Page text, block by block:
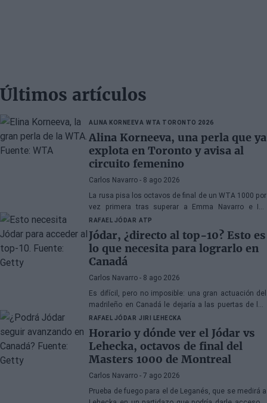
Últimos artículos
ALINA KORNEEVA WTA TORONTO 2026
Alina Korneeva, una perla que ya
explota en Toronto y avisa al
circuito femenino
Carlos Navarro - 8 ago 2026
La rusa pisa los octavos de final de un WTA 1000 por
vez primera tras superar a Emma Navarro e Iva
Jovic... y está lejos de querer detenerse en esta
instancia.
RAFAEL JÓDAR ATP
Jódar, ¿directo al top-10? Esto es
lo que necesita para lograrlo en
Canadá
Carlos Navarro - 8 ago 2026
Es difícil, pero no imposible: una gran actuación del
madrileño en Canadá le dejaría a las puertas de los
diez mejores del mundo. Analizamos todos los
escenarios.
RAFAEL JÓDAR JIRI LEHECKA
Horario y dónde ver el Jódar vs
Lehecka, octavos de final del
Masters 1000 de Montreal
Carlos Navarro - 7 ago 2026
Prueba de fuego para el de Leganés, que se medirá a